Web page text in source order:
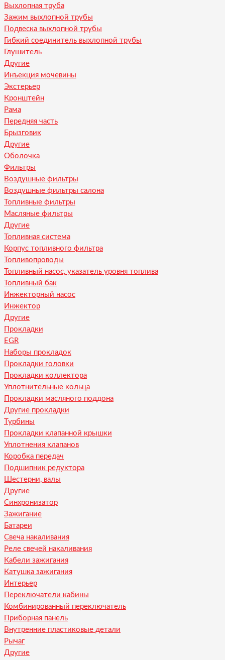
Выхлопная труба
Зажим выхлопной трубы
Подвеска выхлопной трубы
Гибкий соединитель выхлопной трубы
Глушитель
Другие
Инъекция мочевины
Экстерьер
Кронштейн
Рама
Передняя часть
Брызговик
Другие
Оболочка
Фильтры
Воздушные фильтры
Воздушные фильтры салона
Топливные фильтры
Масляные фильтры
Другие
Топливная система
Корпус топливного фильтра
Топливопроводы
Топливный насос, указатель уровня топлива
Топливный бак
Инжекторный насос
Инжектор
Другие
Прокладки
EGR
Наборы прокладок
Прокладки головки
Прокладки коллектора
Уплотнительные кольца
Прокладки масляного поддона
Другие прокладки
Турбины
Прокладки клапанной крышки
Уплотнения клапанов
Коробка передач
Подшипник редуктора
Шестерни, валы
Другие
Синхронизатор
Зажигание
Батареи
Свеча накаливания
Реле свечей накаливания
Кабели зажигания
Катушка зажигания
Интерьер
Переключатели кабины
Комбинированный переключатель
Приборная панель
Внутренние пластиковые детали
Рычаг
Другие